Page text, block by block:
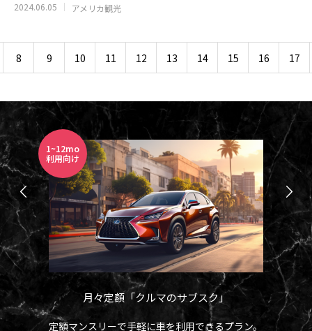
2024.06.05 アメリカ観光
8 9 10 11 12 13 14 15 16 17
1~12mo
利用向け
月々定額「クルマのサブスク」
定額マンスリーで手軽に車を利用できるプラン。